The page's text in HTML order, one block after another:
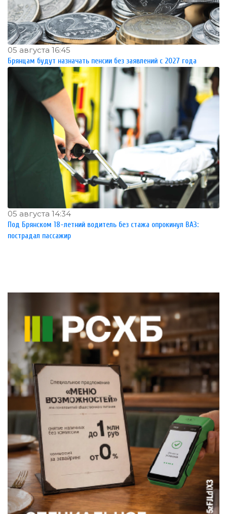
05 августа 16:45
Брянцам будут назначать пенсии без заявлений с 2027 года
05 августа 14:34
Под Брянском 18-летний водитель без стажа опрокинул ВАЗ:
пострадал пассажир